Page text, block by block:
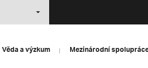
Věda a výzkum Mezinárodní